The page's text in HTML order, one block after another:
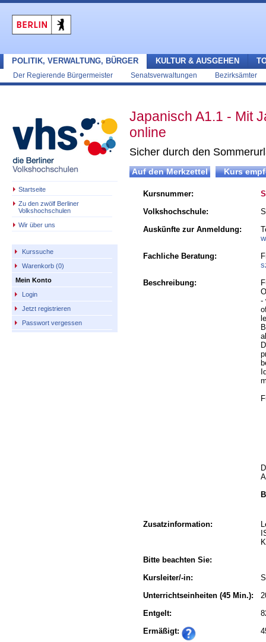
POLITIK, VERWALTUNG, BÜRGER
Der Regierende Bürgermeister Senatsverwaltungen Bezirksämter
KULTUR & AUSGEHEN
Startseite
Zu den zwölf Berliner
Volkshochschulen
Wir über uns
Kurssuche
Warenkorb (0)
Mein Konto
Login
Jetzt registrieren
Passwort vergessen
Japanisch A1.1 - Mit
online
Sicher durch den
Kursnummer:
Volkshochschule:
Auskünfte zur Anmeldung:
Fachliche Beratung:
Beschreibung:
-
Zusatzinformation:
Bitte beachten Sie:
Kursleiter/-in:
Unterrichtseinheiten (45 Min.):
Entgelt:
Ermäßigt: